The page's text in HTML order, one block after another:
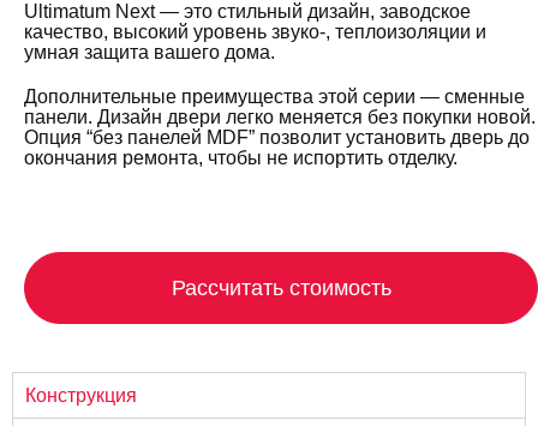
Ultimatum Next — это стильный дизайн, заводское
качество, высокий уровень звуко-, теплоизоляции и
умная защита вашего дома.
Дополнительные преимущества этой серии — сменные
панели. Дизайн двери легко меняется без покупки новой.
Опция “без панелей MDF” позволит установить дверь до
окончания ремонта, чтобы не испортить отделку.
Рассчитать стоимость
Конструкция